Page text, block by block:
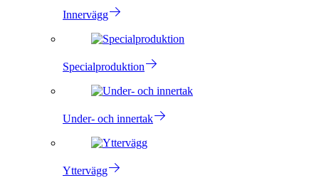
Innervägg
Specialproduktion
Under- och innertak
Yttervägg